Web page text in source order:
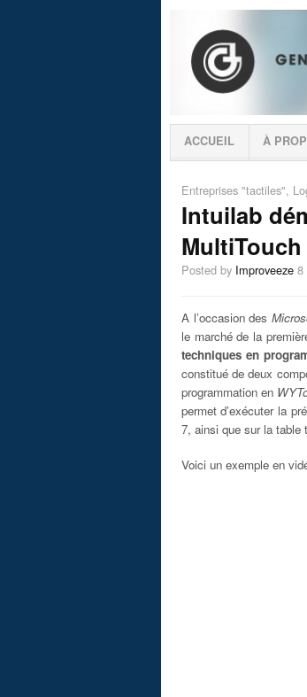
ACCUEIL À
Entreprises "tactiles",
Intuilab
Posted by Improveeze 8
A l’occasion des
le marché de la
techniques en
constitué de deux
programmation en
permet d’exécuter la
7, ainsi que sur la table
Voici un exemple en